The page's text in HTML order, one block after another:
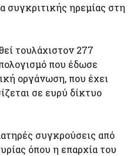
συγκριτικής ηρεμίας στη
τουλάχιστον 277
που έδωσε
οργάνωση, που έχει
σε ευρύ δίκτυο
συγκρούσεις από
όπου η επαρχία του